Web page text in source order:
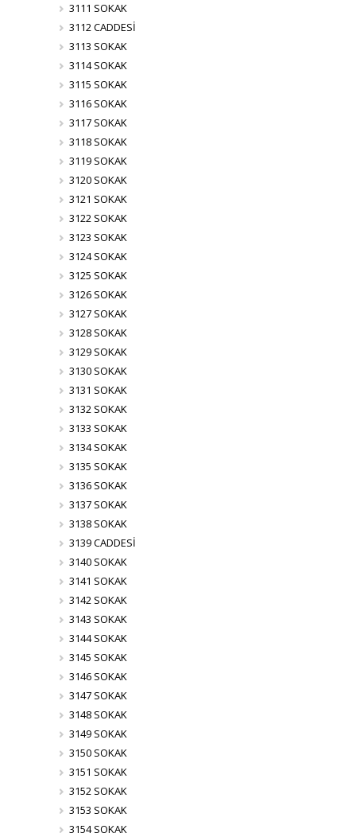
3111 SOKAK
3112 CADDESİ
3113 SOKAK
3114 SOKAK
3115 SOKAK
3116 SOKAK
3117 SOKAK
3118 SOKAK
3119 SOKAK
3120 SOKAK
3121 SOKAK
3122 SOKAK
3123 SOKAK
3124 SOKAK
3125 SOKAK
3126 SOKAK
3127 SOKAK
3128 SOKAK
3129 SOKAK
3130 SOKAK
3131 SOKAK
3132 SOKAK
3133 SOKAK
3134 SOKAK
3135 SOKAK
3136 SOKAK
3137 SOKAK
3138 SOKAK
3139 CADDESİ
3140 SOKAK
3141 SOKAK
3142 SOKAK
3143 SOKAK
3144 SOKAK
3145 SOKAK
3146 SOKAK
3147 SOKAK
3148 SOKAK
3149 SOKAK
3150 SOKAK
3151 SOKAK
3152 SOKAK
3153 SOKAK
3154 SOKAK